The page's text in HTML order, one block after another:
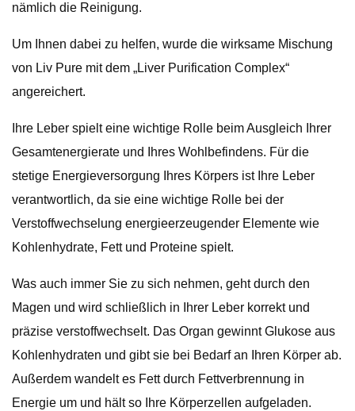
nämlich die Reinigung.
Um Ihnen dabei zu helfen, wurde die wirksame Mischung
von Liv Pure mit dem „Liver Purification Complex“
angereichert.
Ihre Leber spielt eine wichtige Rolle beim Ausgleich Ihrer
Gesamtenergierate und Ihres Wohlbefindens. Für die
stetige Energieversorgung Ihres Körpers ist Ihre Leber
verantwortlich, da sie eine wichtige Rolle bei der
Verstoffwechselung energieerzeugender Elemente wie
Kohlenhydrate, Fett und Proteine ​​spielt.
Was auch immer Sie zu sich nehmen, geht durch den
Magen und wird schließlich in Ihrer Leber korrekt und
präzise verstoffwechselt. Das Organ gewinnt Glukose aus
Kohlenhydraten und gibt sie bei Bedarf an Ihren Körper ab.
Außerdem wandelt es Fett durch Fettverbrennung in
Energie um und hält so Ihre Körperzellen aufgeladen.